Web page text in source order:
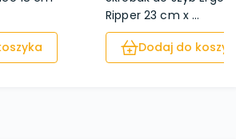
Ripper 23 cm x ...
Dodaj do